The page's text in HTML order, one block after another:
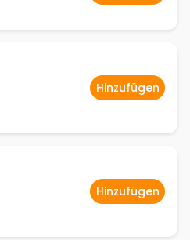
Hinzufügen
Hinzufügen